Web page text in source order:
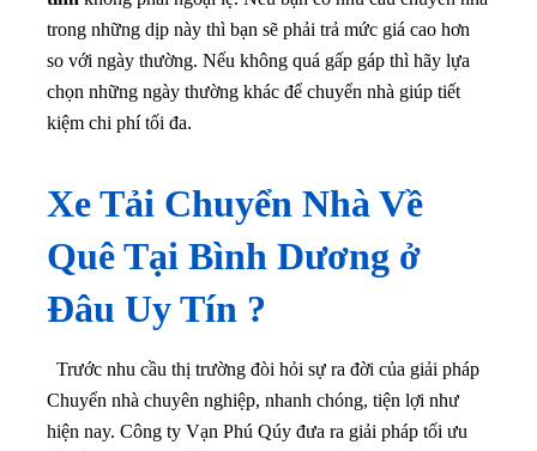
Đâu Uy Tín ?
Trước nhu cầu thị trường đòi hỏi sự ra đời của giải pháp
Chuyển nhà chuyên nghiệp, nhanh chóng, tiện lợi như
Dương Đi Các Tỉnh Miền Tây của khách hàng. Đội ngũ
kỹ thuật viên, nhân viên của Vạn Phú Qúy vô cùng
chuyên nghiệp bởi kinh nghiệm và tay nghề được đào tạo
bài bản.
Với lượng thiết bị và nội thất Nhà, máy móc và nhiều hồ
sơ, tài liệu quan trọng… Chúng tôi cam kết đảm bảo an
toàn cho quý khách trong quá trình đóng gói và vận